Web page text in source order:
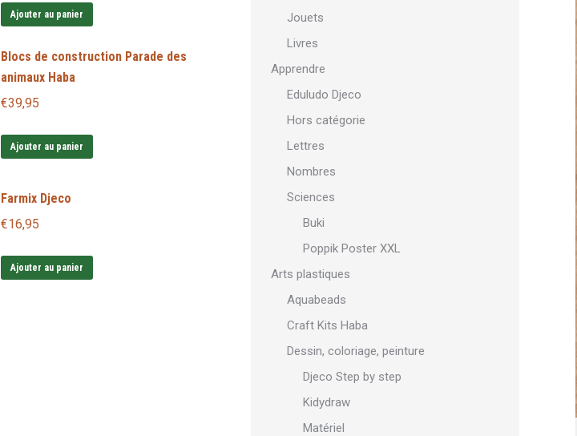
Ajouter au panier
Blocs de construction Parade des
animaux Haba
€39,95
Ajouter au panier
Farmix Djeco
€16,95
Ajouter au panier
Jouets
Livres
Apprendre
Eduludo Djeco
Hors catégorie
Lettres
Nombres
Sciences
Buki
Poppik Poster XXL
Arts plastiques
Aquabeads
Craft Kits Haba
Dessin, coloriage, peinture
Djeco Step by step
Kidydraw
Matériel